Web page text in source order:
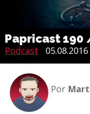
Papricast
Podcast 05.08.2016
Por